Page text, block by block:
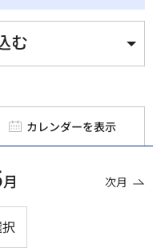
む
カレンダーを表示
月 次月